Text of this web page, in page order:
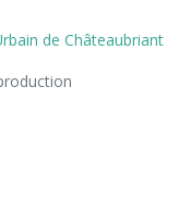
de Châteaubriant